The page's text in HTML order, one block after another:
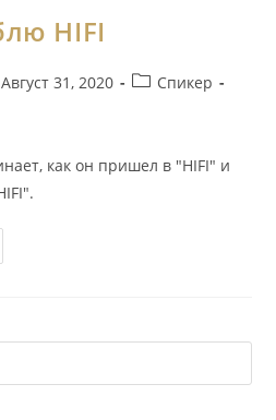
HIFI
Август 31, 2020
Спикер
как он пришел в "HIFI" и